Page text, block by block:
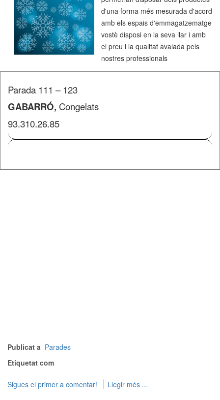
d'una forma més mesurada d'acord
amb els espais d'emmagatzematge
vostè disposi en la seva llar i amb
el preu i la qualitat avalada pels
nostres professionals
Parada 111 – 123
GABARRÓ, Congelats
93.310.26.85
Publicat a Parades
Etiquetat com
Sigues el primer a comentar! Llegir més ...